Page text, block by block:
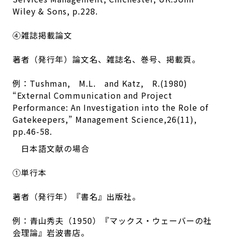
Wiley & Sons, p.228.
④雑誌掲載論文
著者（発行年）論文名、雑誌名、巻号、掲載頁。
例：Tushman, M.L. and Katz, R.(1980)
“External Communication and Project
Performance: An Investigation into the Role of
Gatekeepers,” Management Science,26(11),
pp.46-58.
日本語文献の場合
①単行本
著者（発行年）『書名』出版社。
例：青山秀夫（1950）『マックス・ウェーバーの社
会理論』岩波書店。